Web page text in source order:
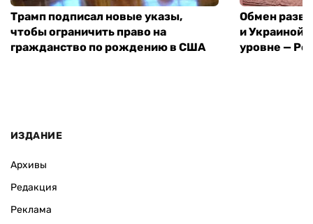
Трамп подписал новые указы,
чтобы ограничить право на
гражданство по рождению в США
Обмен
и Украиной
уровне —
ИЗДАНИЕ
Архивы
Редакция
Реклама